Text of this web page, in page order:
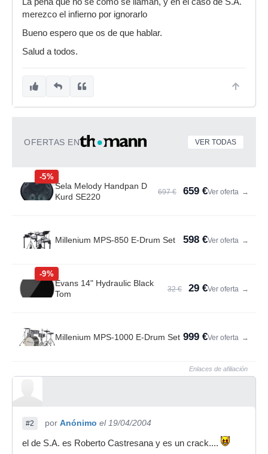
merezco el infierno por ignorarlo
Bueno espero que os de que hablar.
Salud a todos.
OFERTAS EN VER TODAS
-5%
Sela Melody Handpan D
Kurd SE220
697 € 659 €Ver oferta →
Millenium MPS-850 E-Drum Set 598 €Ver oferta →
-9%
Evans 14" Hydraulic Black
Tom
32 € 29 €Ver oferta →
Millenium MPS-1000 E-Drum Set 999 €Ver oferta →
Enlaces de afiliación
#2 por Anónimo el 19/04/2004
el de S.A. es Roberto Castresana y es un crack....